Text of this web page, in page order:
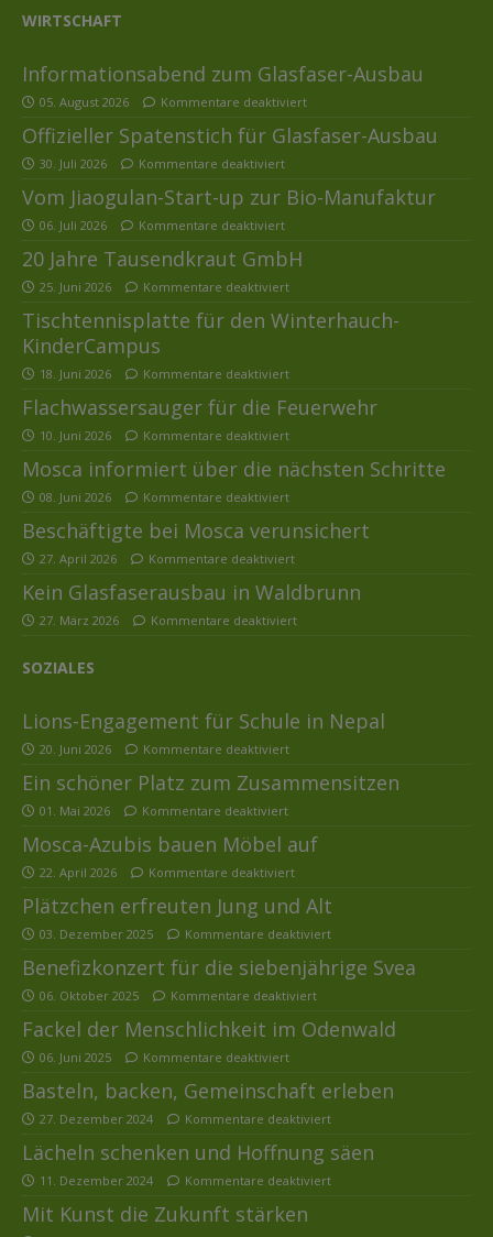
WIRTSCHAFT
Informationsabend zum Glasfaser-Ausbau
05. August 2026 Kommentare deaktiviert
Offizieller Spatenstich für Glasfaser-Ausbau
30. Juli 2026 Kommentare deaktiviert
Vom Jiaogulan-Start-up zur Bio-Manufaktur
06. Juli 2026 Kommentare deaktiviert
20 Jahre Tausendkraut GmbH
25. Juni 2026 Kommentare deaktiviert
Tischtennisplatte für den Winterhauch-
KinderCampus
18. Juni 2026 Kommentare deaktiviert
Flachwassersauger für die Feuerwehr
10. Juni 2026 Kommentare deaktiviert
Mosca informiert über die nächsten Schritte
08. Juni 2026 Kommentare deaktiviert
Beschäftigte bei Mosca verunsichert
27. April 2026 Kommentare deaktiviert
Kein Glasfaserausbau in Waldbrunn
27. März 2026 Kommentare deaktiviert
SOZIALES
Lions-Engagement für Schule in Nepal
20. Juni 2026 Kommentare deaktiviert
Ein schöner Platz zum Zusammensitzen
01. Mai 2026 Kommentare deaktiviert
Mosca-Azubis bauen Möbel auf
22. April 2026 Kommentare deaktiviert
Plätzchen erfreuten Jung und Alt
03. Dezember 2025 Kommentare deaktiviert
Benefizkonzert für die siebenjährige Svea
06. Oktober 2025 Kommentare deaktiviert
Fackel der Menschlichkeit im Odenwald
06. Juni 2025 Kommentare deaktiviert
Basteln, backen, Gemeinschaft erleben
27. Dezember 2024 Kommentare deaktiviert
Lächeln schenken und Hoffnung säen
11. Dezember 2024 Kommentare deaktiviert
Mit Kunst die Zukunft stärken